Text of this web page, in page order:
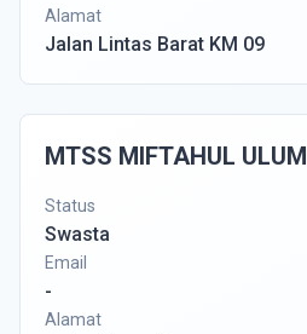
Alamat
Jalan Lintas Barat KM 09
MTSS MIFTAHUL ULUM
Status
Swasta
Email
-
Alamat